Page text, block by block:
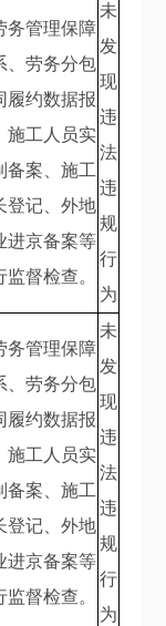
务管理保障
、劳务分包
履约数据报
施工人员实
备案、施工
登记、外地
进京备案等
监督检查。
未
发
现
违
法
违
规
行
为
务管理保障
、劳务分包
履约数据报
施工人员实
备案、施工
登记、外地
进京备案等
监督检查。
未
发
现
违
法
违
规
行
为